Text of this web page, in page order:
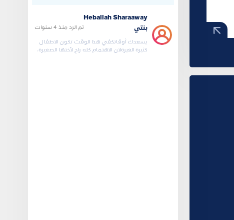
Heballah Sharaaway
تم الرد منذ 4 سنوات بنتي
يسعدك أوقاتكفي هذا الوقت تكون الاطفال
كثيرة الغيرةلان الاهتمام كله راح لأختها الصغيرة،